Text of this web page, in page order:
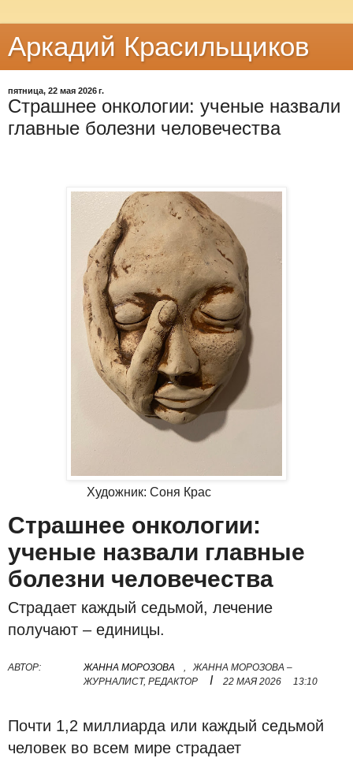
Аркадий Красильщиков
пятница, 22 мая 2026 г.
Страшнее онкологии: ученые назвали
главные болезни человечества
Художник: Соня Крас
Страшнее онкологии:
ученые назвали главные
болезни человечества
Страдает каждый седьмой, лечение
получают – единицы.
АВТОР: ЖАННА МОРОЗОВА ,
ЖАННА МОРОЗОВА –
ЖУРНАЛИСТ, РЕДАКТОР
I 22 МАЯ 2026 13:10
Почти 1,2 миллиарда или каждый седьмой
человек во всем мире страдает